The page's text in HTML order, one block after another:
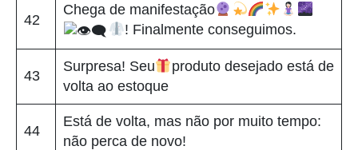
42
Chega de manifestação
! Finalmente conseguimos.
43
Surpresa! Seu
produto desejado está de
volta ao estoque
44
Está de volta, mas não por muito tempo:
não perca de novo!